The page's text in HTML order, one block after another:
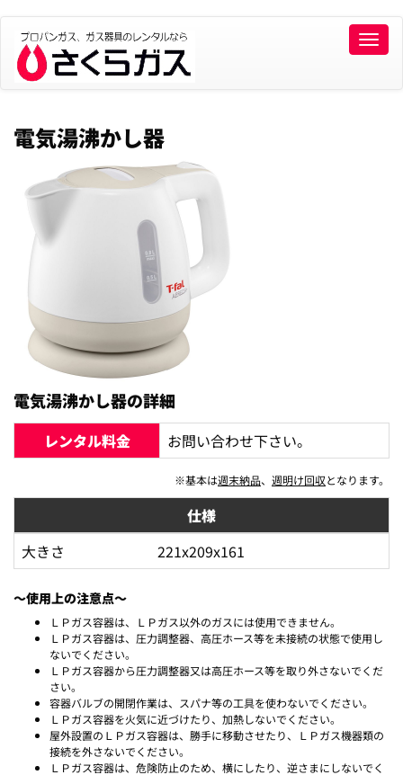
Toggle
電気湯沸かし器
電気湯沸かし器の詳細
レンタル料金 お問い合わせ下さい。
※基本は週末納品、 週明け回収となります。
仕様
大きさ
221x209x161
～使用上の注意点～
ＬＰガス容器は、ＬＰガス以外のガスには使用できません。
ＬＰガス容器は、圧力調整器、高圧ホース等を未接続の状態で使用し
ないでください。
ＬＰガス容器から圧力調整器又は高圧ホース等を取り外さないでくだ
さい。
容器バルブの開閉作業は、スパナ等の工具を使わないでください。
ＬＰガス容器を火気に近づけたり、加熱しないでください。
屋外設置のＬＰガス容器は、勝手に移動させたり、ＬＰガス機器類の
接続を外さないでください。
ＬＰガス容器は、危険防止のため、横にしたり、逆さまにしないでく